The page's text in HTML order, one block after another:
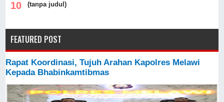
(tanpa judul)
FEATURED POST
Rapat Koordinasi, Tujuh Arahan Kapolres Melawi
Kepada Bhabinkamtibmas